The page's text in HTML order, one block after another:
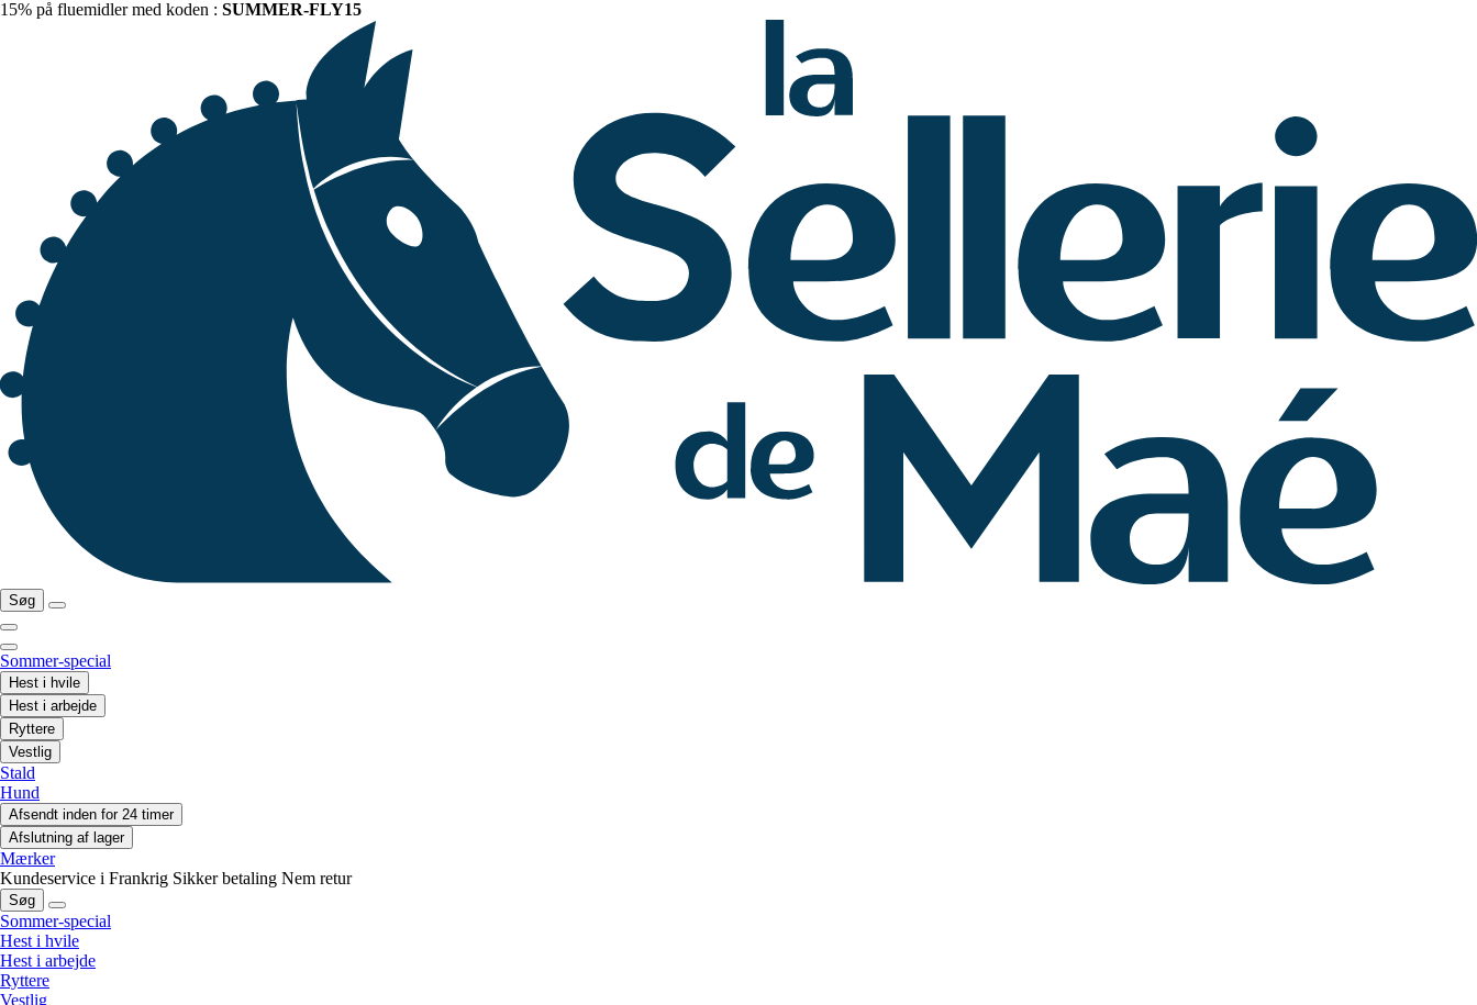
15% på fluemidler med koden : SUMMER-FLY15
Søg
Sommer-special
Hest i hvile
Hest i arbejde
Ryttere
Vestlig
Stald
Hund
Afsendt inden for 24 timer
Afslutning af lager
Mærker
Kundeservice i Frankrig Sikker betaling Nem retur
Søg
Sommer-special
Hest i hvile
Hest i arbejde
Ryttere
Vestlig